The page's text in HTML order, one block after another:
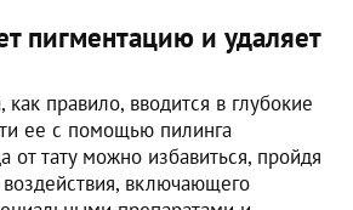
пигментацию и удаляет
как правило, вводится в глубокие
ее с помощью пилинга
от тату можно избавиться, пройдя
включающего